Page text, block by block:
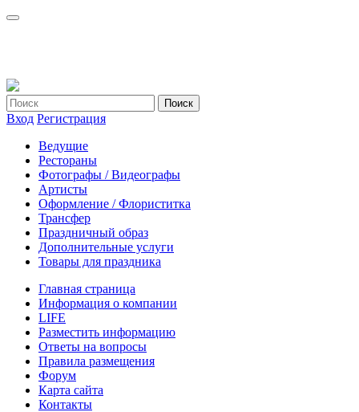
Вход Регистрация
Ведущие
Рестораны
Фотографы / Видеографы
Артисты
Оформление / Флориститка
Трансфер
Праздничный образ
Дополнительные услуги
Товары для праздника
Главная страница
Информация о компании
LIFE
Разместить информацию
Ответы на вопросы
Правила размещения
Форум
Карта сайта
Контакты